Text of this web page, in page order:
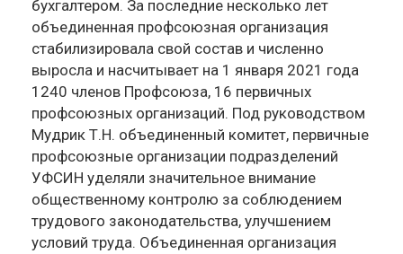
бухгалтером. За последние несколько лет
объединенная профсоюзная организация
стабилизировала свой состав и численно
выросла и насчитывает на 1 января 2021 года
1240 членов Профсоюза, 16 первичных
профсоюзных организаций. Под руководством
Мудрик Т.Н. объединенный комитет, первичные
профсоюзные организации подразделений
УФСИН уделяли значительное внимание
общественному контролю за соблюдением
трудового законодательства, улучшением
условий труда. Объединенная организация